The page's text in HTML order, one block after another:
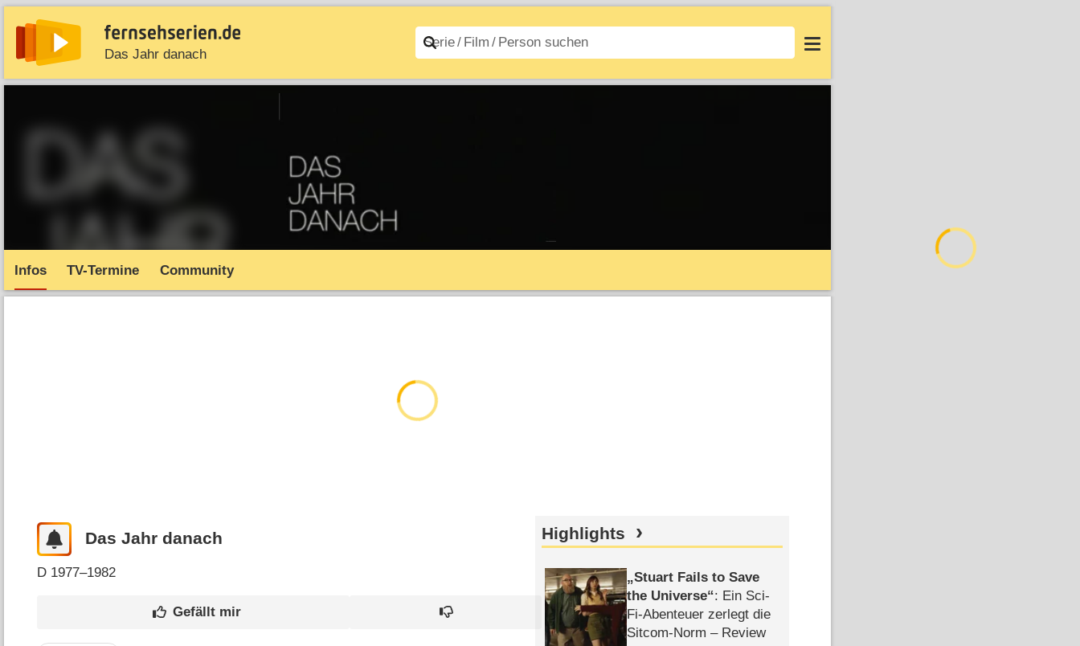
Das Jahr danach
News Entdecken Streaming Filme A–Z Login
Infos TV-Termine Community
Das Jahr danach
D 1977–1982
Highlights
Stuart Fails to Save
the Universe : Ein Sci-
Fi-Abenteuer zerlegt die
Sitcom-Norm – Review